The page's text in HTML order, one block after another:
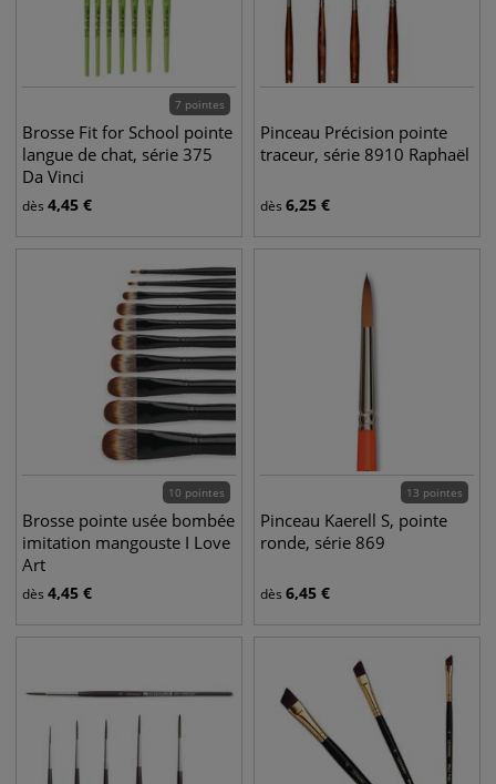
7 pointes
Brosse Fit for School pointe
langue de chat, série 375
Da Vinci
dès 4,45 €
Pinceau Précision pointe
traceur, série 8910 Raphaël
dès 6,25 €
10 pointes
Brosse pointe usée bombée
imitation mangouste I Love
Art
dès 4,45 €
13 pointes
Pinceau Kaerell S, pointe
ronde, série 869
dès 6,45 €